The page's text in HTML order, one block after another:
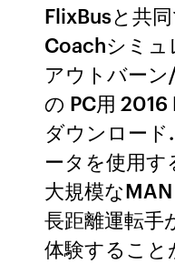
FlixBusと共
Coachシミュ
アウトバー
の PC用
ダウンロー
ータを使用
大規模な
長距離運転手
体験すること